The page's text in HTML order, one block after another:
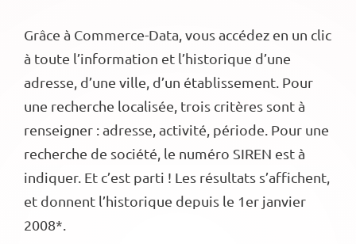
Grâce à Commerce-Data, vous accédez en un clic
à toute l’information et l’historique d’une
adresse, d’une ville, d’un établissement. Pour
une recherche localisée, trois critères sont à
renseigner : adresse, activité, période. Pour une
recherche de société, le numéro SIREN est à
indiquer. Et c’est parti ! Les résultats s’affichent,
et donnent l’historique depuis le 1er janvier
2008*.